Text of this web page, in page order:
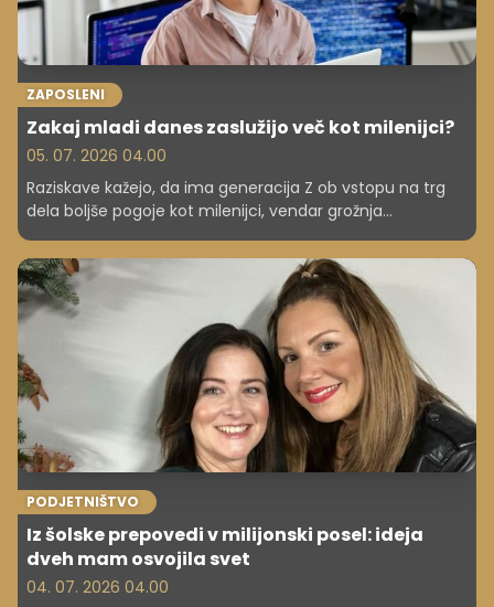
ZAPOSLENI
Zakaj mladi danes zaslužijo več kot milenijci?
05. 07. 2026 04.00
Raziskave kažejo, da ima generacija Z ob vstopu na trg
dela boljše pogoje kot milenijci, vendar grožnja
PODJETNIŠTVO
Iz šolske prepovedi v milijonski posel: ideja
dveh mam osvojila svet
04. 07. 2026 04.00